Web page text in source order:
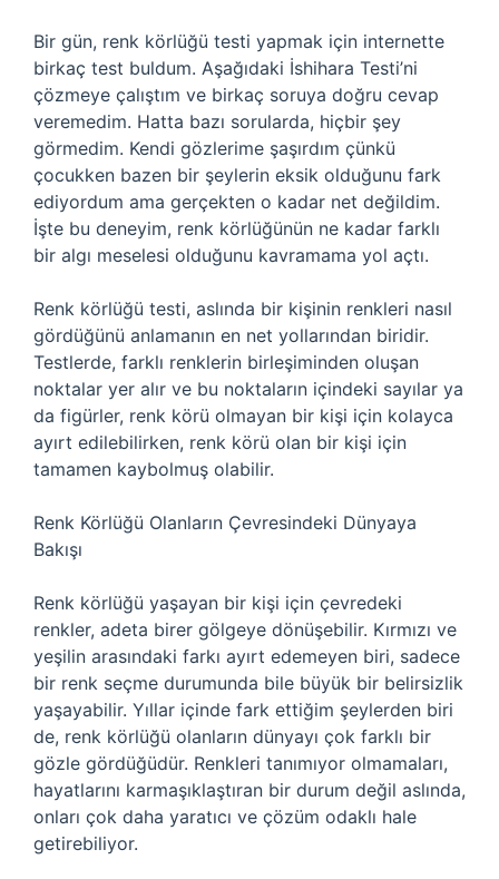
Bir gün, renk körlüğü testi yapmak için internette
birkaç test buldum. Aşağıdaki İshihara Testi’ni
çözmeye çalıştım ve birkaç soruya doğru cevap
veremedim. Hatta bazı sorularda, hiçbir şey
görmedim. Kendi gözlerime şaşırdım çünkü
çocukken bazen bir şeylerin eksik olduğunu fark
ediyordum ama gerçekten o kadar net değildim.
İşte bu deneyim, renk körlüğünün ne kadar farklı
bir algı meselesi olduğunu kavramama yol açtı.
Renk körlüğü testi, aslında bir kişinin renkleri nasıl
gördüğünü anlamanın en net yollarından biridir.
Testlerde, farklı renklerin birleşiminden oluşan
noktalar yer alır ve bu noktaların içindeki sayılar ya
da figürler, renk körü olmayan bir kişi için kolayca
ayırt edilebilirken, renk körü olan bir kişi için
tamamen kaybolmuş olabilir.
Renk Körlüğü Olanların Çevresindeki Dünyaya
Bakışı
Renk körlüğü yaşayan bir kişi için çevredeki
renkler, adeta birer gölgeye dönüşebilir. Kırmızı ve
yeşilin arasındaki farkı ayırt edemeyen biri, sadece
bir renk seçme durumunda bile büyük bir belirsizlik
yaşayabilir. Yıllar içinde fark ettiğim şeylerden biri
de, renk körlüğü olanların dünyayı çok farklı bir
gözle gördüğüdür. Renkleri tanımıyor olmamaları,
hayatlarını karmaşıklaştıran bir durum değil aslında,
onları çok daha yaratıcı ve çözüm odaklı hale
getirebiliyor.